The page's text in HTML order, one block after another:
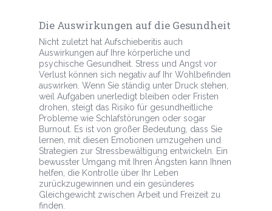
Die Auswirkungen auf die Gesundheit
Nicht zuletzt hat Aufschieberitis auch
Auswirkungen auf Ihre körperliche und
psychische Gesundheit. Stress und Angst vor
Verlust können sich negativ auf Ihr Wohlbefinden
auswirken. Wenn Sie ständig unter Druck stehen,
weil Aufgaben unerledigt bleiben oder Fristen
drohen, steigt das Risiko für gesundheitliche
Probleme wie Schlafstörungen oder sogar
Burnout. Es ist von großer Bedeutung, dass Sie
lernen, mit diesen Emotionen umzugehen und
Strategien zur Stressbewältigung entwickeln. Ein
bewusster Umgang mit Ihren Ängsten kann Ihnen
helfen, die Kontrolle über Ihr Leben
zurückzugewinnen und ein gesünderes
Gleichgewicht zwischen Arbeit und Freizeit zu
finden.